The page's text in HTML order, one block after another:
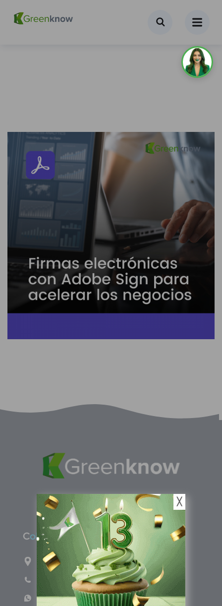
Colombia
Carrera 71G #117-67 INT 3 OFI 701
Teléfono: (601) 522 3869
WhatsApp: +57 317 4651554
╳